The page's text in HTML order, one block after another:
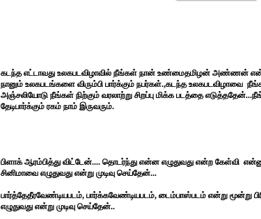
கடந்த எட்டாவது உலகபடவிழாவில் நீங்கள் நான் உண்மைதமிழன் அண்ணன்
நானும் உலகபடங்களை விரும்பி பார்க்கும் நபர்கள்.,கடந்த உலகபடவிழாவை
அஞ்சலியோடு நீங்கள் நிற்கும் வரலாற்று சிறப்பு மிக்க படத்தை
தேடிபார்க்கும் ரகம் நாம் இருவரும்.
பிளாக் ஆரம்பித்து விட்டேன்.... தொடர்ந்து என்ன எழுதுவது என்ற கேள்வி
சினிமாவை எழுதுவது என்று முடிவு செய்தேன்...
பார்த்தேதீரவேண்டியபடம், பார்க்கவேண்டியபடம், டைம்பாஸ்படம் என்று மூன்று
எழுதுவது என்று முடிவு செய்தேன்..